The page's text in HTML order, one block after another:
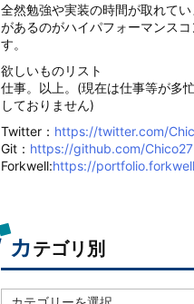
全然勉強や実装の時間が取れて
があるのがハイパフォーマンス
す。
欲しいものリスト
仕事。以上。(現在は仕事等が多
しておりません)
Twitter： https://twitter.com/
Git： https://github.com/Chico27
Forkwell:https://
カテゴリ別